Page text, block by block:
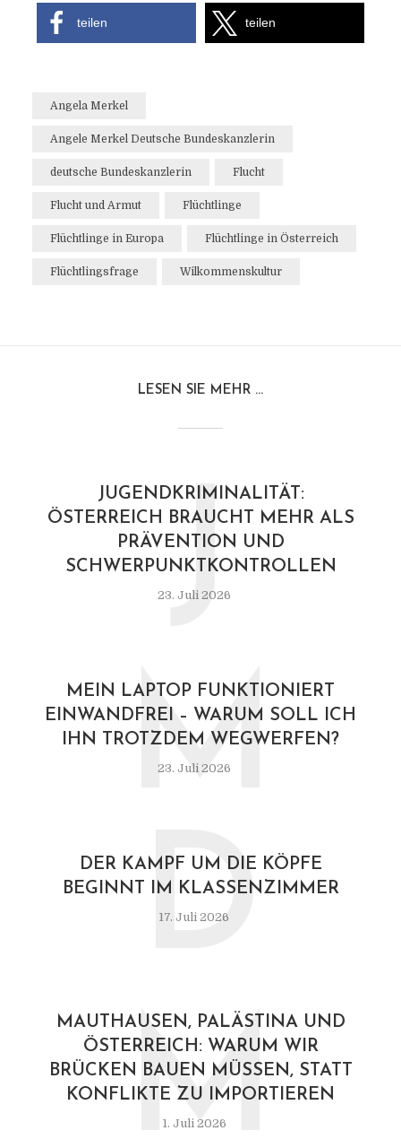
teilen teilen
Angela Merkel
Angele Merkel Deutsche Bundeskanzlerin
deutsche Bundeskanzlerin Flucht
Flucht und Armut Flüchtlinge
Flüchtlinge in Europa Flüchtlinge in Österreich
Flüchtlingsfrage Wilkommenskultur
LESEN SIE MEHR ...
JUGENDKRIMINALITÄT:
ÖSTERREICH BRAUCHT MEHR ALS
PRÄVENTION UND
SCHWERPUNKTKONTROLLEN
23. Juli 2026
J
MEIN LAPTOP FUNKTIONIERT
EINWANDFREI – WARUM SOLL ICH
IHN TROTZDEM WEGWERFEN?
23. Juli 2026
M
DER KAMPF UM DIE KÖPFE
BEGINNT IM KLASSENZIMMER
17. Juli 2026
D
MAUTHAUSEN, PALÄSTINA UND
ÖSTERREICH: WARUM WIR
BRÜCKEN BAUEN MÜSSEN, STATT
KONFLIKTE ZU IMPORTIEREN
1. Juli 2026
M